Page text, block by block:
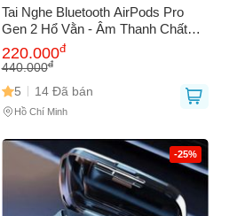
Tai Nghe Bluetooth AirPods Pro
Gen 2 Hổ Vằn - Âm Thanh Chất
Lượng Cao, Thời Gian Nghe 8 Giờ,
Sạc Nhanh 30 Phút
220.000đ
440.000đ
5 14 Đã bán
Hồ Chí Minh
-25%